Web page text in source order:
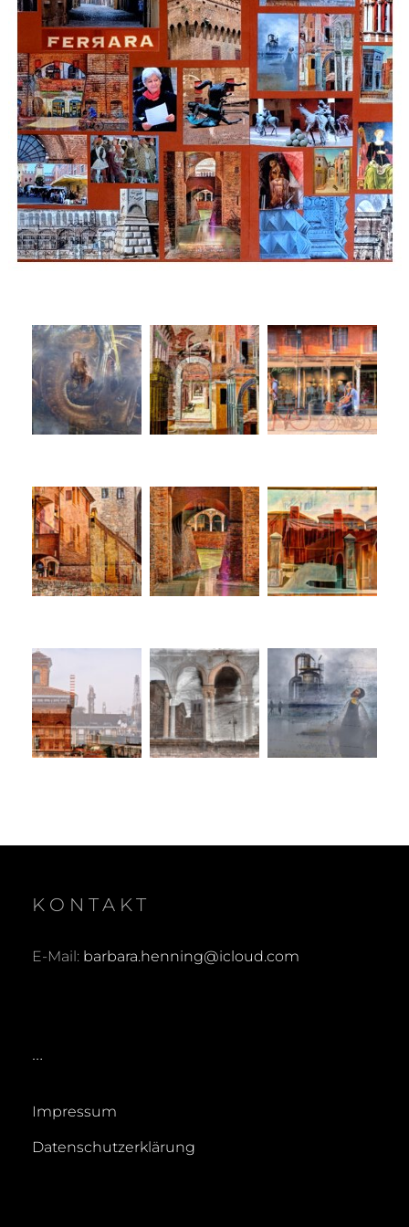
KONTAKT
E-Mail: barbara.henning@icloud.com
…
Impressum
Datenschutzerklärung